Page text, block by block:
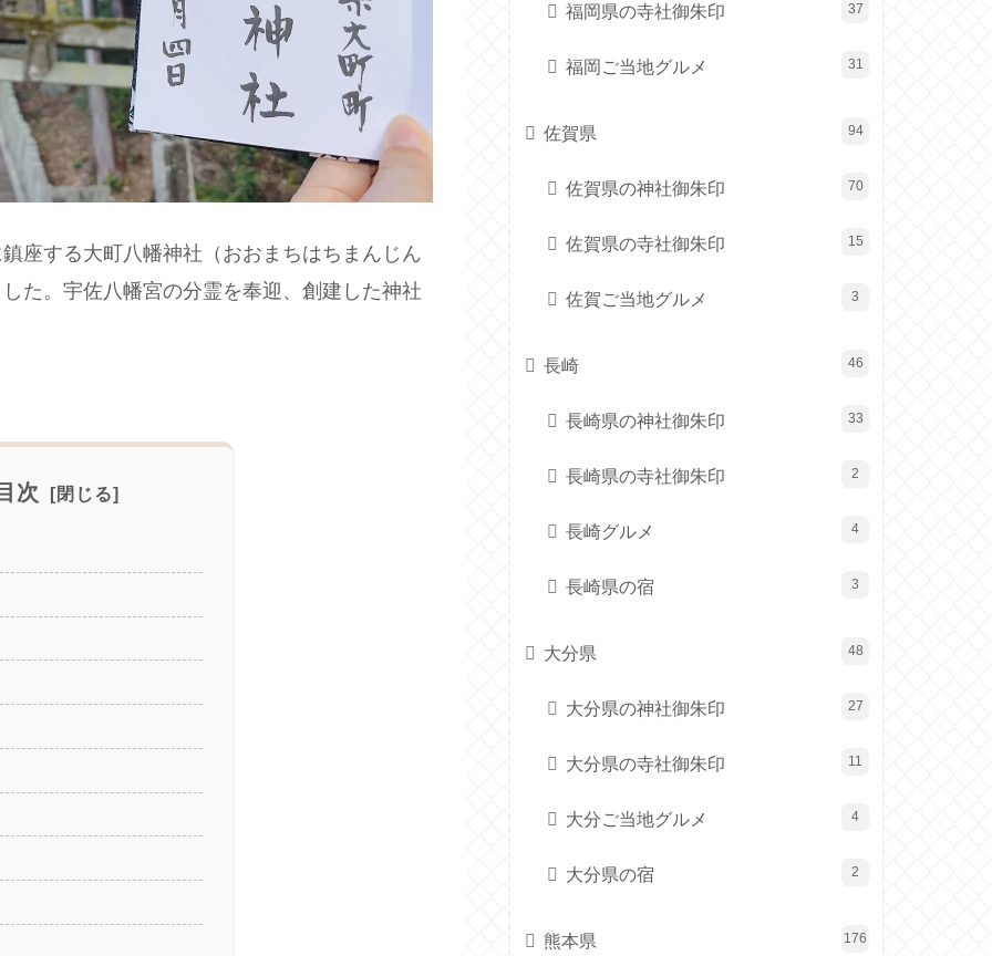
座する大町八幡神社（おおまちはちまんじん
た。宇佐八幡宮の分霊を奉迎、創建した神社
次
福岡県の寺社御朱印 37
福岡ご当地グルメ 31
佐賀県 94
佐賀県の神社御朱印 70
佐賀県の寺社御朱印 15
佐賀ご当地グルメ 3
長崎 46
長崎県の神社御朱印 33
長崎県の寺社御朱印 2
長崎グルメ 4
長崎県の宿 3
大分県 48
大分県の神社御朱印 27
大分県の寺社御朱印 11
大分ご当地グルメ 4
大分県の宿 2
熊本県 176